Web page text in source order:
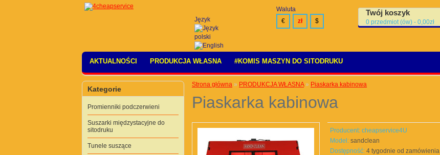
Język
Waluta
€
zł $
Twój koszyk
0 przedmiot (ów) - 0,00zł
AKTUALNOŚCI PRODUKCJA WŁASNA #KOMIS MASZYN DO SITODRUKU
Kategorie
Promienniki podczerwieni
Suszarki międzystacyjne do
sitodruku
Tunele suszące
Strona główna » PRODUKCJA WŁASNA» Piaskarka kabinowa
Piaskarka kabinowa
Producent: cheapservice4U
Model: sandclean
Dostępność: 4 tygodnie od zamówienia